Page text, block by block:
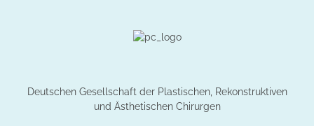
Deutschen Gesellschaft der Plastischen, Rekonstruktiven
und Ästhetischen Chirurgen